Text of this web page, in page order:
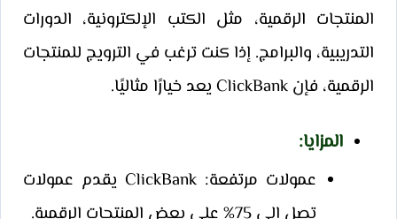
المنتجات الرقمية، مثل الكتب الإلكترونية، الدورات
التدريبية، والبرامج. إذا كنت ترغب في الترويج للمنتجات
الرقمية، فإن ClickBank يعد خيارًا مثاليًا.
المزايا:
عمولات مرتفعة: ClickBank يقدم عمولات
تصل إلى 75% على بعض المنتجات الرقمية.